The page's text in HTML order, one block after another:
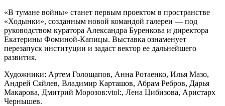
«В тумане войны» станет первым проектом в пространстве
«Ходынки», созданным новой командой галереи — под
руководством куратора Александра Буренкова и директора
Екатерины Фоминой-Капицы. Выставка ознаменует
перезапуск институции и задаст вектор ее дальнейшего
развития.
Художники: Артем Голощапов, Анна Ротаенко, Илья Мазо,
Андрей Сяйлев, Владимир Карташов, Абрам Ребров, Дарья
Макарова, Дмитрий Морозов:vtol:, Лена Цибизова, Аристарх
Чернышев.